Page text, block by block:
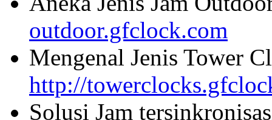
outdoor.gfclock.com
Mengenal Jenis Tower
http://
Solusi Jam